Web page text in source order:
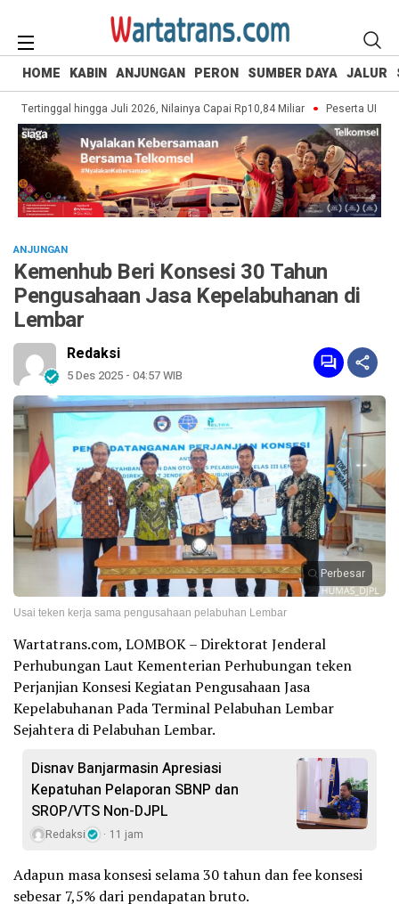
HOME KABIN ANJUNGAN PERON SUMBER DAYA JALUR
hingga Juli 2026, Nilainya Capai Rp10,84 Miliar Peserta UI
ANJUNGAN
Kemenhub Beri Konsesi 30 Tahun
Pengusahaan Jasa Kepelabuhanan di
Lembar
Redaksi
5 Des 2025 - 04:57 WIB
Perbesar
Usai teken kerja sama pengusahaan pelabuhan Lembar
Wartatrans.com, LOMBOK – Direktorat Jenderal
Perhubungan Laut Kementerian Perhubungan teken
Perjanjian Konsesi Kegiatan Pengusahaan Jasa
Kepelabuhanan Pada Terminal Pelabuhan Lembar
Sejahtera di Pelabuhan Lembar.
Disnav Banjarmasin Apresiasi
Kepatuhan Pelaporan SBNP dan
SROP/VTS Non-DJPL
Redaksi 11 jam
Adapun masa konsesi selama 30 tahun dan fee konsesi
sebesar 7,5% dari pendapatan bruto.